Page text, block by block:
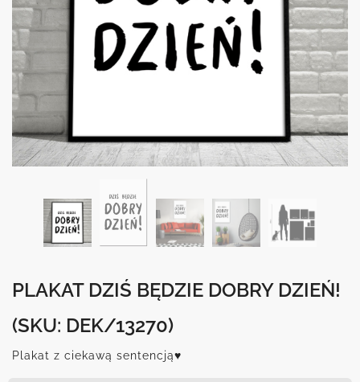
PLAKAT DZIŚ BĘDZIE DOBRY DZIEŃ!
(SKU: DEK/13270)
Plakat z ciekawą sentencją♥